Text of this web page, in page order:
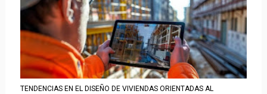
TENDENCIAS EN EL DISEÑO DE VIVIENDAS ORIENTADAS AL